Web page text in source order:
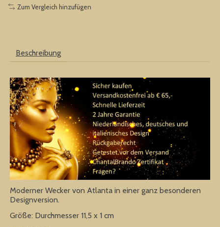
Zum Vergleich hinzufügen
Beschreibung
Moderner Wecker von Atlanta in einer ganz besonderen
Designversion.
Größe: Durchmesser 11,5 x 1 cm